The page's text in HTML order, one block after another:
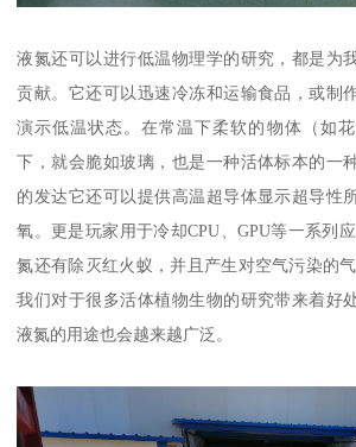
液氮还可以进行低温物理学的研究，都是为
贡献。它还可以迅速冷冻和运输食品，或制
演示低温状态。在常温下柔软的物体（如
下，就会脆如玻璃，也是一种活体标本的一
的发达它还可以提供高温超导体显示超导性
氧。更是玩家用于冷却CPU、GPU等一系列
氮还有除灭红火蚁，并且产生对空气污染的
我们对于很多活体植物生物的研究带来着好
液氮的用途也会越来越广泛。